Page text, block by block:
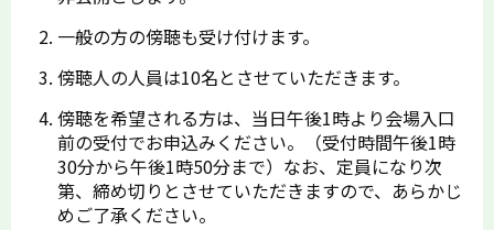
一般の方の傍聴も受け付けます。
傍聴人の人員は10名とさせていただきます。
傍聴を希望される方は、当日午後1時より会場入口
前の受付でお申込みください。（受付時間午後1時
30分から午後1時50分まで）なお、定員になり次
第、締め切りとさせていただきますので、あらかじ
めご了承ください。